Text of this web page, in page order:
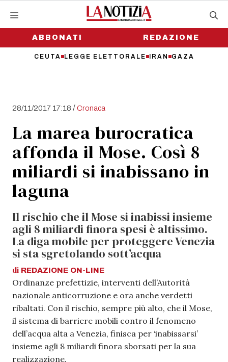
contenutoABBONATI
CEUTA LEGGE ELETTORALE IRAN GAZA
REDAZIONE
28/11/2017 17:18 /Cronaca
La marea burocratica
affonda il Mose. Così 8
miliardi si inabissano in
laguna
Il rischio che il Mose si inabissi insieme
agli 8 miliardi finora spesi è altissimo.
La diga mobile per proteggere Venezia
si sta sgretolando sott’acqua
di REDAZIONE ON-LINE
Ordinanze prefettizie, interventi dell’Autorità
nazionale anticorruzione e ora anche verdetti
ribaltati. Con il rischio, sempre più alto, che il Mose,
il sistema di barriere mobili contro il fenomeno
dell’acqua alta a Venezia, finisca per ‘inabissarsi’
insieme agli 8 miliardi finora sborsati per la sua
realizzazione.